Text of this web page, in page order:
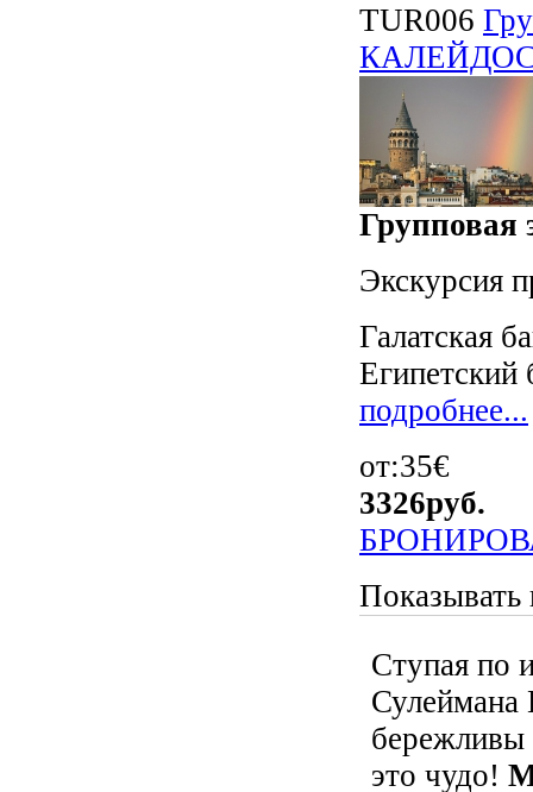
TUR006
Групповая
Экскурсия
Галатская
Египетский
подробнее...
от:35€
3326руб.
Показывать
Ступая по
Сулеймана
бережливы
это чудо!